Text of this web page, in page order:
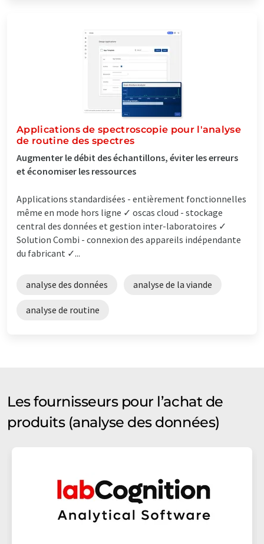
Applications de spectroscopie pour l'analyse
de routine des spectres
Augmenter le débit des échantillons, éviter les erreurs
et économiser les ressources
Applications standardisées - entièrement fonctionnelles
même en mode hors ligne ✓ oscas cloud - stockage
central des données et gestion inter-laboratoires ✓
Solution Combi - connexion des appareils indépendante
du fabricant ✓...
analyse des données analyse de la viande
analyse de routine
Les fournisseurs pour l’achat de
produits (analyse des données)